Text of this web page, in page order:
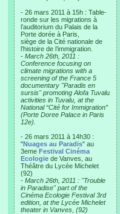
- 26 mars 2011 à 15h : Table-
ronde sur les migrations à
l’auditorium du Palais de la
Porte dorée à Paris,
siège de la Cité nationale de
l’histoire de l’immigration.
- March 26th, 2011 :
Conference focusing on
climate migrations with a
screening of the France 5
documentary "Paradis en
sursis" promoting Alofa Tuvalu
activities in Tuvalu, at the
National “Cité for Immigration”
(Porte Doree Palace in Paris
12e).
- 26 mars 2011 à 14h30 :
"Nuages au Paradis" au
3eme Festival Cinéma
Ecologie de Vanves, au
Théâtre du Lycée Michelet
(92)
- March 26th, 2011 : "Trouble
in Paradise" part of the
Cinéma Ecologie Festival 3rd
edition, at the Lycée Michelet
theater in Vanves, (92)